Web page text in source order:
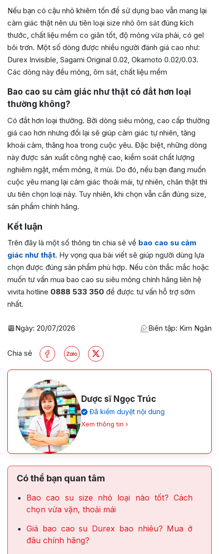
Nếu bạn có cậu nhỏ khiêm tốn để sử dụng bao vẫn mang lại
cảm giác thật nên ưu tiên loại size nhỏ ôm sát đúng kích
thước, chất liệu mềm co giãn tốt, độ mỏng vừa phải, có gel
bôi trơn. Một số dòng được nhiều người đánh giá cao như:
Durex Invisible, Sagami Original 0.02, Okamoto 0.02/0.03.
Các dòng này đều mỏng, ôm sát, chất liệu mềm
Bao cao su cảm giác như thật có đắt hơn loại
thường không?
Có đắt hơn loại thường. Bởi dòng siêu mỏng, cao cấp thường
giá cao hơn nhưng đổi lại sẽ giúp cảm giác tự nhiên, tăng
khoái cảm, thăng hoa trong cuộc yêu. Đặc biệt, những dòng
này được sản xuất công nghệ cao, kiểm soát chất lượng
nghiêm ngặt, mềm mỏng, ít mùi. Do đó, nếu bạn đang muốn
cuộc yêu mang lại cảm giác thoải mái, tự nhiên, chân thật thì
ưu tiên chọn loại này. Tuy nhiên, khi chọn vẫn cần đúng size,
sản phẩm chính hãng.
Kết luận
Trên đây là một số thông tin chia sẻ về bao cao su cảm
giác như thật. Hy vọng qua bài viết sẽ giúp người dùng lựa
chọn được đúng sản phẩm phù hợp. Nếu còn thắc mắc hoặc
muốn tư vấn mua bao cao su siêu mỏng chính hãng liên hệ
vivita hotline 0888 533 350 để được tư vấn hỗ trợ sớm
nhất.
Ngày: 20/07/2026 Biên tập: Kim Ngân
Chia sẻ
Dược sĩ Ngọc Trúc
Đã kiểm duyệt nội dung
Xem thông tin
Có thể bạn quan tâm
Bao cao su size nhỏ loại nào tốt? Cách
chọn vừa vặn, thoải mái
Giá bao cao su Durex bao nhiêu? Mua ở
đâu chính hãng?